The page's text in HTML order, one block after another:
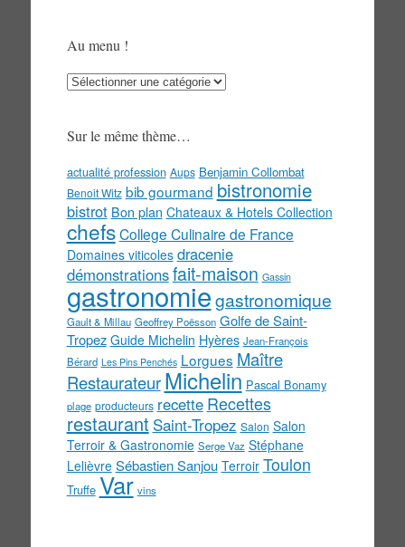
Au menu !
Au
Sur le même thème…
actualité profession Aups Benjamin Collombat
Benoit Witz bib gourmand bistronomie
bistrot Bon plan Chateaux & Hotels Collection
chefs College Culinaire de France
Domaines viticoles dracenie
démonstrationsfait-maison Gassin
gastronomiegastronomique
Gault & Millau Geoffrey Poësson Golfe de Saint-
Tropez Guide Michelin Hyères Jean-François
Bérard Les Pins Penchés Lorgues Maître
Restaurateur Michelin Pascal Bonamy
plage producteurs recette Recettes
restaurant Saint-Tropez Salon Salon
Terroir & Gastronomie Serge Vaz Stéphane
Lelièvre Sébastien Sanjou Terroir Toulon
Truffe Var vins